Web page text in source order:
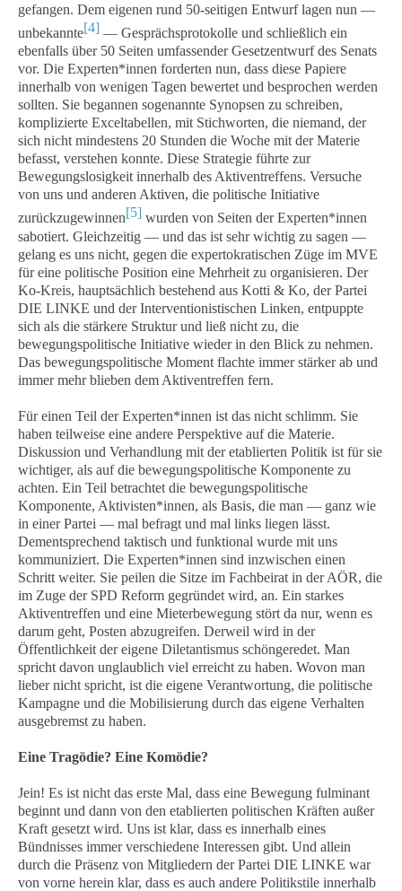
gefangen. Dem eigenen rund 50-seitigen Entwurf lagen nun —
unbekannte[4] — Gesprächsprotokolle und schließlich ein
ebenfalls über 50 Seiten umfassender Gesetzentwurf des Senats
vor. Die Experten*innen forderten nun, dass diese Papiere
innerhalb von wenigen Tagen bewertet und besprochen werden
sollten. Sie begannen sogenannte Synopsen zu schreiben,
komplizierte Exceltabellen, mit Stichworten, die niemand, der
sich nicht mindestens 20 Stunden die Woche mit der Materie
befasst, verstehen konnte. Diese Strategie führte zur
Bewegungslosigkeit innerhalb des Aktiventreffens. Versuche
von uns und anderen Aktiven, die politische Initiative
zurückzugewinnen[5] wurden von Seiten der Experten*innen
sabotiert. Gleichzeitig — und das ist sehr wichtig zu sagen —
gelang es uns nicht, gegen die expertokratischen Züge im MVE
für eine politische Position eine Mehrheit zu organisieren. Der
Ko-Kreis, hauptsächlich bestehend aus Kotti & Ko, der Partei
DIE LINKE und der Interventionistischen Linken, entpuppte
sich als die stärkere Struktur und ließ nicht zu, die
bewegungspolitische Initiative wieder in den Blick zu nehmen.
Das bewegungspolitische Moment flachte immer stärker ab und
immer mehr blieben dem Aktiventreffen fern.
Für einen Teil der Experten*innen ist das nicht schlimm. Sie
haben teilweise eine andere Perspektive auf die Materie.
Diskussion und Verhandlung mit der etablierten Politik ist für sie
wichtiger, als auf die bewegungspolitische Komponente zu
achten. Ein Teil betrachtet die bewegungspolitische
Komponente, Aktivisten*innen, als Basis, die man — ganz wie
in einer Partei — mal befragt und mal links liegen lässt.
Dementsprechend taktisch und funktional wurde mit uns
kommuniziert. Die Experten*innen sind inzwischen einen
Schritt weiter. Sie peilen die Sitze im Fachbeirat in der AÖR, die
im Zuge der SPD Reform gegründet wird, an. Ein starkes
Aktiventreffen und eine Mieterbewegung stört da nur, wenn es
darum geht, Posten abzugreifen. Derweil wird in der
Öffentlichkeit der eigene Diletantismus schöngeredet. Man
spricht davon unglaublich viel erreicht zu haben. Wovon man
lieber nicht spricht, ist die eigene Verantwortung, die politische
Kampagne und die Mobilisierung durch das eigene Verhalten
ausgebremst zu haben.
Eine Tragödie? Eine Komödie?
Jein! Es ist nicht das erste Mal, dass eine Bewegung fulminant
beginnt und dann von den etablierten politischen Kräften außer
Kraft gesetzt wird. Uns ist klar, dass es innerhalb eines
Bündnisses immer verschiedene Interessen gibt. Und allein
durch die Präsenz von Mitgliedern der Partei DIE LINKE war
von vorne herein klar, dass es auch andere Politikstile innerhalb